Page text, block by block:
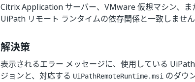
Citrix Application サーバー、VMware 仮想マシン、ま
UiPath リモート ランタイムの依存関係と一致しません
解決策
表示されるエラー メッセージに、使用している
ジョンと、対応する UiPathRemoteRuntime.msi のダウ